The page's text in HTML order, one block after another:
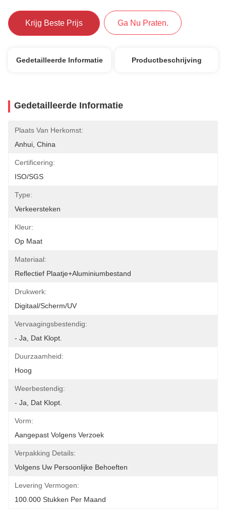
Krijg Beste Prijs Ga Nu Praten.
Gedetailleerde Informatie Productbeschrijving
Gedetailleerde Informatie
Plaats Van Herkomst:
Anhui, China
Certificering:
ISO/SGS
Type:
Verkeersteken
Kleur:
Op Maat
Materiaal:
Reflectief Plaatje+aluminiumbestand
Drukwerk:
Digitaal/scherm/UV
Vervaagingsbestendig:
- Ja, Dat Klopt.
Duurzaamheid:
Hoog
Weerbestendig:
- Ja, Dat Klopt.
Vorm:
Aangepast Volgens Verzoek
Verpakking Details:
Volgens Uw Persoonlijke Behoeften
Levering Vermogen:
100.000 Stukken Per Maand